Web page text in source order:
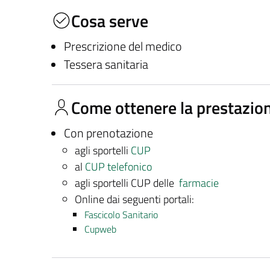
Cosa serve
Prescrizione del medico
Tessera sanitaria
Come ottenere la
Con prenotazione
agli sportelli CUP
al CUP telefonico
agli sportelli CUP delle farmacie
Online dai seguenti portali:
Fascicolo Sanitario
Cupweb